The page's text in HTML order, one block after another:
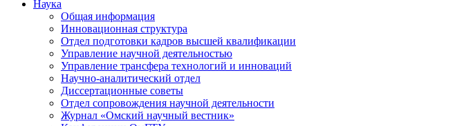
Наука
Общая информация
Инновационная структура
Отдел подготовки кадров высшей квалификации
Управление научной деятельностью
Управление трансфера технологий и инноваций
Научно-аналитический отдел
Диссертационные советы
Отдел сопровождения научной деятельности
Журнал «Омский научный вестник»